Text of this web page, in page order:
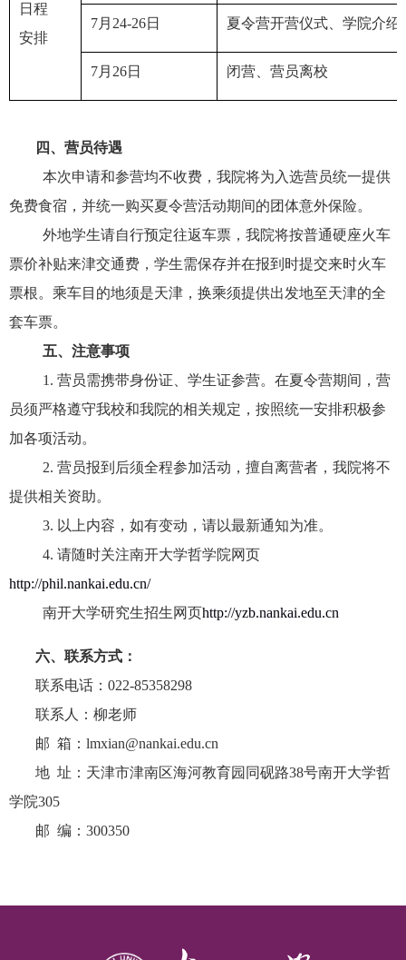
日程
安排
7月 24-26日 夏令营开营仪式、学院介
7月 26日 闭营、营员离校
四、营员待遇
本次申请和参营均不收费，我院将为入选营员统一提供
免费食宿，并统一购买夏令营活动期间的团体意外保险。
外地学生请自行预定往返车票，我院将按普通硬座火车
票价补贴来津交通费，学生需保存并在报到时提交来时火车
票根。乘车目的地须是天津，换乘须提供出发地至天津的全
套车票。
五、注意事项
1.营员需携带身份证、学生证参营。在夏令营期间，营
员须严格遵守我校和我院的相关规定，按照统一安排积极参
加各项活动。
2.营员报到后须全程参加活动，擅自离营者，我院将不
提供相关资助。
3. 以上内容，如有变动，请以最新通知为准。
4.请随时关注南开大学哲学院网页
http://phil.nankai.edu.cn/
南开大学研究生招生网页http://yzb.nankai.edu.cn
六、联系方式：
联系电话：022-85358298
联系人：柳老师
邮 箱：lmxian@nankai.edu.cn
地 址：天津市津南区海河教育园同砚路38号南开大学哲
学院305
邮 编：300350